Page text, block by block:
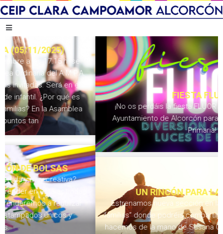
FIESTA FLUOR
¡No os perdáis la fiesta FLUOR que ha organizado el
Ayuntamiento de Alcorcón para los alumnos de 6º de
Primaria!
UN RINCÓN PARA LAS FAMILIAS
Estrenamos nueva sección en la web “El rincón de las
familias” donde podréis compartir vuestros proyectos y lo
hacemos de la mano de Susana Ortiz, una mamá del cole